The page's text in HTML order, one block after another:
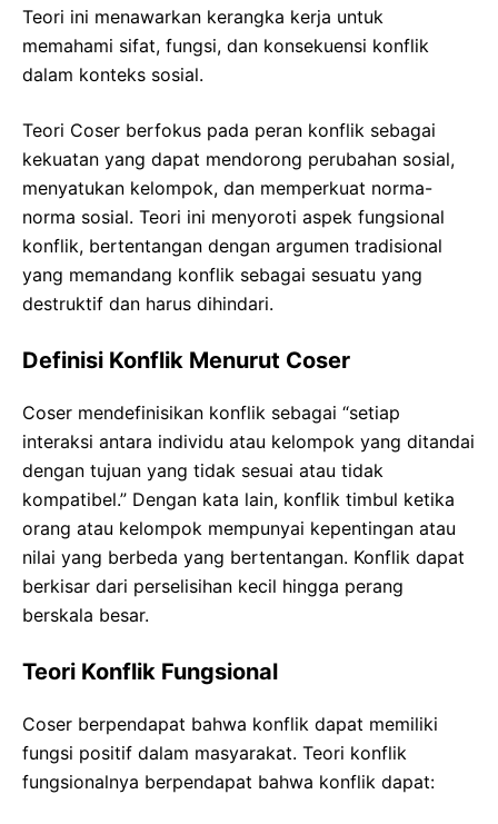
Teori ini menawarkan kerangka kerja untuk
memahami sifat, fungsi, dan konsekuensi konflik
dalam konteks sosial.
Teori Coser berfokus pada peran konflik sebagai
kekuatan yang dapat mendorong perubahan sosial,
menyatukan kelompok, dan memperkuat norma-
norma sosial. Teori ini menyoroti aspek fungsional
konflik, bertentangan dengan argumen tradisional
yang memandang konflik sebagai sesuatu yang
destruktif dan harus dihindari.
Definisi Konflik Menurut Coser
Coser mendefinisikan konflik sebagai “setiap
interaksi antara individu atau kelompok yang ditandai
dengan tujuan yang tidak sesuai atau tidak
kompatibel.” Dengan kata lain, konflik timbul ketika
orang atau kelompok mempunyai kepentingan atau
nilai yang berbeda yang bertentangan. Konflik dapat
berkisar dari perselisihan kecil hingga perang
berskala besar.
Teori Konflik Fungsional
Coser berpendapat bahwa konflik dapat memiliki
fungsi positif dalam masyarakat. Teori konflik
fungsionalnya berpendapat bahwa konflik dapat: